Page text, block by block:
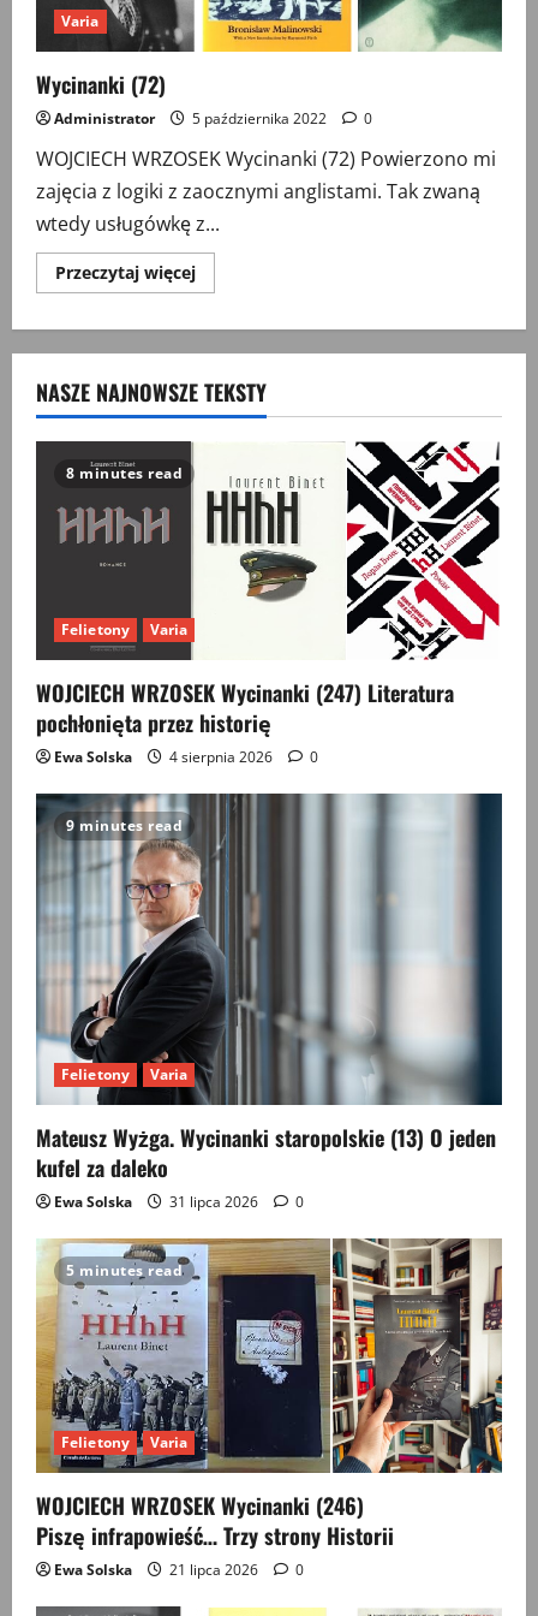
Varia
Wycinanki (72)
Administrator 5 października 2022 0
WOJCIECH WRZOSEK Wycinanki (72) Powierzono mi
zajęcia z logiki z zaocznymi anglistami. Tak zwaną
wtedy usługówkę z...
Przeczytaj więcejPrzeczytaj
więcej
NASZE NAJNOWSZE TEKSTY
8 minutes read
Felietony Varia
WOJCIECH WRZOSEK Wycinanki (247) Literatura
pochłonięta przez historię
Ewa Solska 4 sierpnia 2026 0
9 minutes read
Felietony Varia
Mateusz Wyżga. Wycinanki staropolskie (13) O jeden
kufel za daleko
Ewa Solska 31 lipca 2026 0
5 minutes read
Felietony Varia
WOJCIECH WRZOSEK Wycinanki (246)
Piszę infrapowieść… Trzy strony Historii
Ewa Solska 21 lipca 2026 0